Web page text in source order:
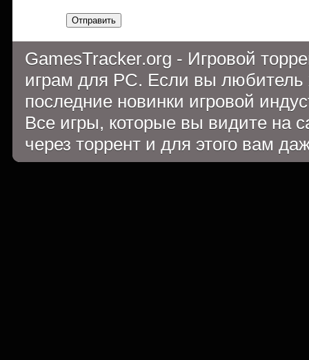
Отправить
GamesTracker.org - Игровой
играм для PC. Если вы
последние новинки игровой
Все игры, которые вы видите на
через торрент и для этого вам